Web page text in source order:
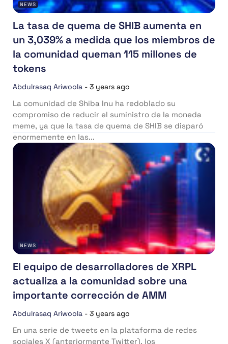
NEWS
La tasa de quema de SHIB aumenta en
un 3,039% a medida que los miembros de
la comunidad queman 115 millones de
tokens
Abdulrasaq Ariwoola - 3 years ago
La comunidad de Shiba Inu ha redoblado su
compromiso de reducir el suministro de la moneda
meme, ya que la tasa de quema de SHIB se disparó
enormemente en las...
NEWS
El equipo de desarrolladores de XRPL
actualiza a la comunidad sobre una
importante corrección de AMM
Abdulrasaq Ariwoola - 3 years ago
En una serie de tweets en la plataforma de redes
sociales X (anteriormente Twitter), los